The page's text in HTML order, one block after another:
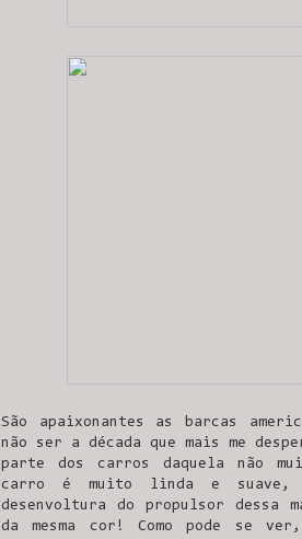
São apaixonantes as barcas
não ser a década que mais me
parte dos carros daquela não
carro é muito linda e suave,
desenvoltura do propulsor dessa
da mesma cor! Como pode se